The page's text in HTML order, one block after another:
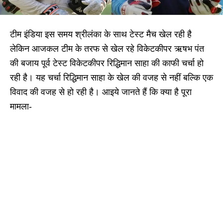
टीम इंडिया इस समय श्रीलंका के साथ टेस्ट मैच खेल रही है
लेकिन आजकल टीम के तरफ से खेल रहे विकेटकीपर ऋषभ पंत
की बजाय पूर्व टेस्ट विकेटकीपर रिद्धिमान साहा की काफी चर्चा हो
रही है। यह चर्चा रिद्धिमान साहा के खेल की वजह से नहीं बल्कि एक
विवाद की वजह से हो रही है। आइये जानते हैं कि क्या है पूरा
मामला-